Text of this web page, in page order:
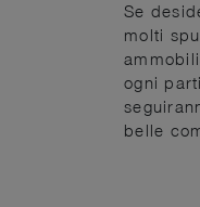
Se
molti
ogni
belle